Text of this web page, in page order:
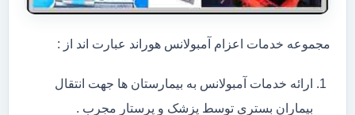
مجموعه خدمات اعزام آمبولانس هوراند عبارت اند از :
ارائه خدمات آمبولانس به بیمارستان ها جهت انتقال
بیماران بستری توسط پزشک و پرستار مجرب .